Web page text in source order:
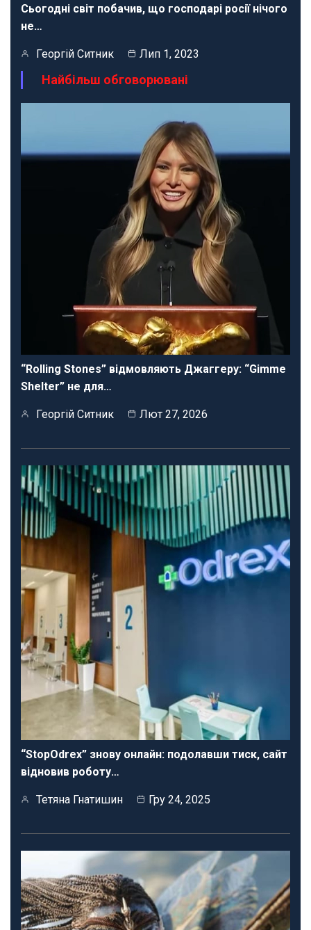
Сьогодні світ побачив, що господарі росії нічого
не…
Георгій Ситник Лип 1, 2023
Найбільш обговорювані
“Rolling Stones” відмовляють Джаггеру: “Gimme
Shelter” не для…
Георгій Ситник Лют 27, 2026
“StopOdrex” знову онлайн: подолавши тиск, сайт
відновив роботу…
Тетяна Гнатишин Гру 24, 2025